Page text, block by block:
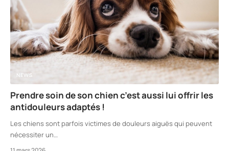
NEWS
Prendre soin de son chien c’est aussi lui offrir les
antidouleurs adaptés !
Les chiens sont parfois victimes de douleurs aiguës qui peuvent
nécessiter un